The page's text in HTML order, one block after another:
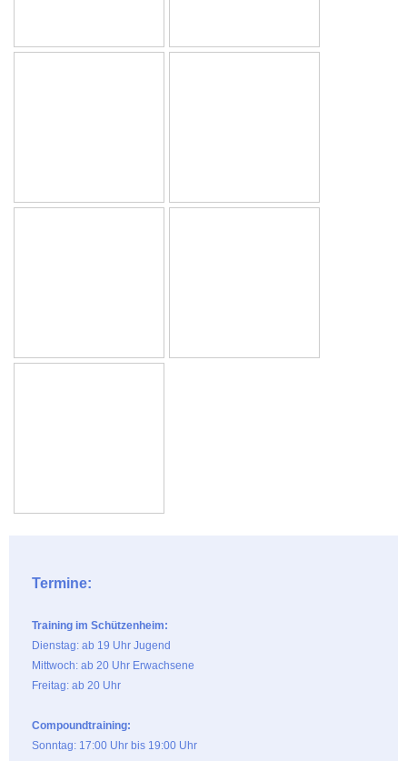
Termine:
Training im Schützenheim:
Dienstag: ab 19 Uhr Jugend
Mittwoch: ab 20 Uhr Erwachsene
Freitag: ab 20 Uhr
Compoundtraining:
Sonntag: 17:00 Uhr bis 19:00 Uhr